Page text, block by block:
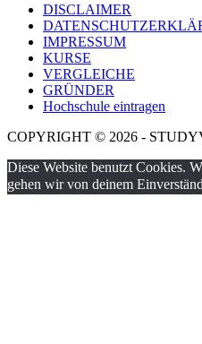
DISCLAIMER
IMPRESSUM
KURSE
VERGLEICHE
GRÜNDER
Hochschule eintragen
COPYRIGHT © 2026 -
Diese Website benutzt Cookies.
gehen wir von deinem